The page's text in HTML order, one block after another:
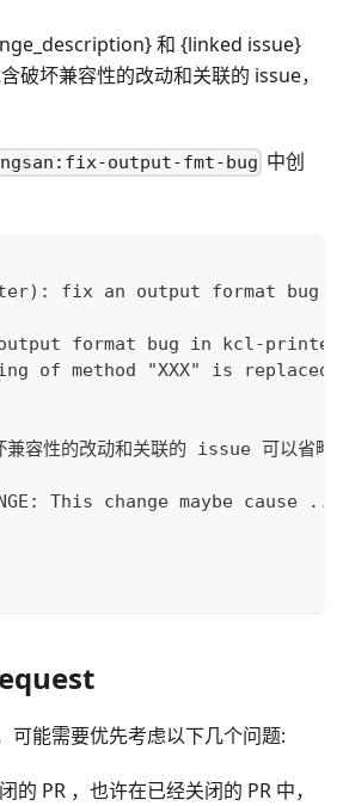
和 {linked issue}
破坏兼容性的改动和关联的 issue，
output-fmt-bug 中创
fix an output format bug
format bug in kcl-
of method "XXX" is replaced
容性的改动和关联的 issue 可以省略
This change maybe cause
可能需要优先考虑以下几个问题:
的 PR ，也许在已经关闭的 PR 中，